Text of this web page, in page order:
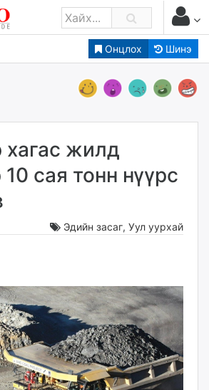
Онцлох Шинэ
жилд
сая тонн нүүрс
Эдийн засаг, Уул уурхай